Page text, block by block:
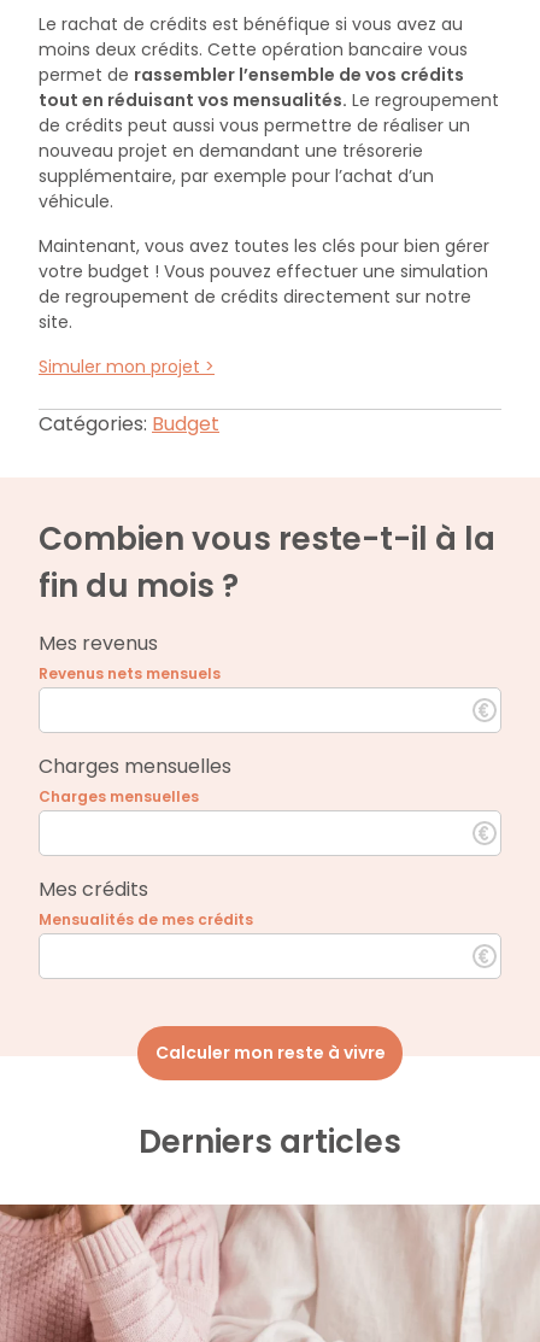
Le rachat de crédits est bénéfique si vous avez au
moins deux crédits. Cette opération bancaire vous
permet de rassembler l’ensemble de vos crédits
tout en réduisant vos mensualités. Le regroupement
de crédits peut aussi vous permettre de réaliser un
nouveau projet en demandant une trésorerie
supplémentaire, par exemple pour l’achat d’un
véhicule.
Maintenant, vous avez toutes les clés pour bien gérer
votre budget ! Vous pouvez effectuer une simulation
de regroupement de crédits directement sur notre
site.
Simuler mon projet >
Catégories: Budget
Combien vous reste-t-il à la
fin du mois ?
Mes revenus
Revenus nets mensuels
Charges mensuelles
Charges mensuelles
Mes crédits
Mensualités de mes crédits
Calculer mon reste à vivre
Derniers articles